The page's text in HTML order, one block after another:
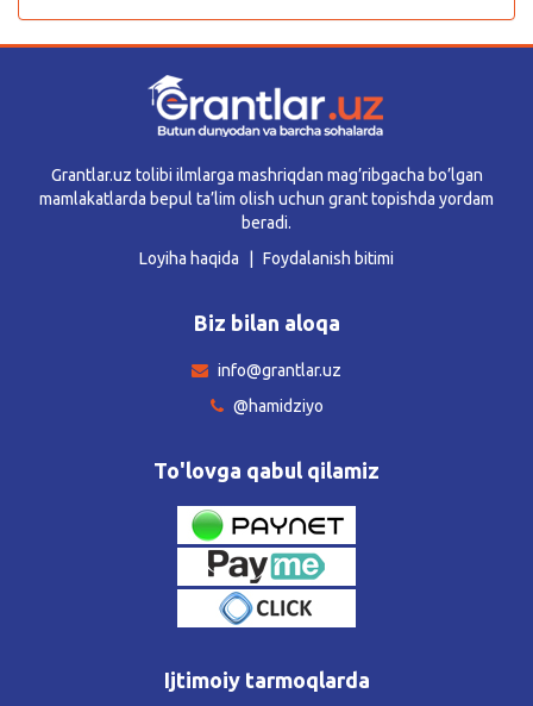
Grantlar.uz tolibi ilmlarga mashriqdan mag’ribgacha bo’lgan
mamlakatlarda bepul ta’lim olish uchun grant topishda yordam
beradi.
Loyiha haqida
Foydalanish bitimi
Biz bilan aloqa
info@grantlar.uz
@hamidziyo
To'lovga qabul qilamiz
Ijtimoiy tarmoqlarda